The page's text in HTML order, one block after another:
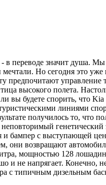
в переводе значит душа. Мы
Но сегодня это уже
предпочитают управление
высокого полета.
вы будете спорить, что
линиями
получилось то, что
и бампер с выступающей
они возвращают
мощностью 128
и не напрягает. Конечно,
с типичным дизельным